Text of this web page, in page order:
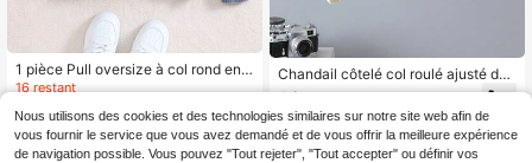
1 pièce Pull oversize à col rond en t
ricot avec bloc de couleurs style co
d d'abeille tricotées, décontracté, a
utomne
16 restant
12,02€
Chandail côtelé col roulé ajusté de
haute qualité pour adolescents garç
ons, convient pour la maison, les so
rties, les rassemblements, la rentrée
scolaire, l'automne/l'hiver
12
Nous utilisons des cookies et des technologies similaires sur notre site web afin de
vous fournir le service que vous avez demandé et de vous offrir la meilleure expérience
de navigation possible. Vous pouvez "Tout rejeter", "Tout accepter" ou définir vos